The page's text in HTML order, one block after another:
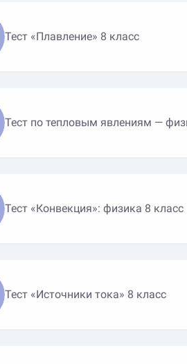
Тест «Плавление» 8 класс
Тест по тепловым явлениям —
Тест «Конвекция»: физика 8 класс
Тест «Источники тока» 8 класс